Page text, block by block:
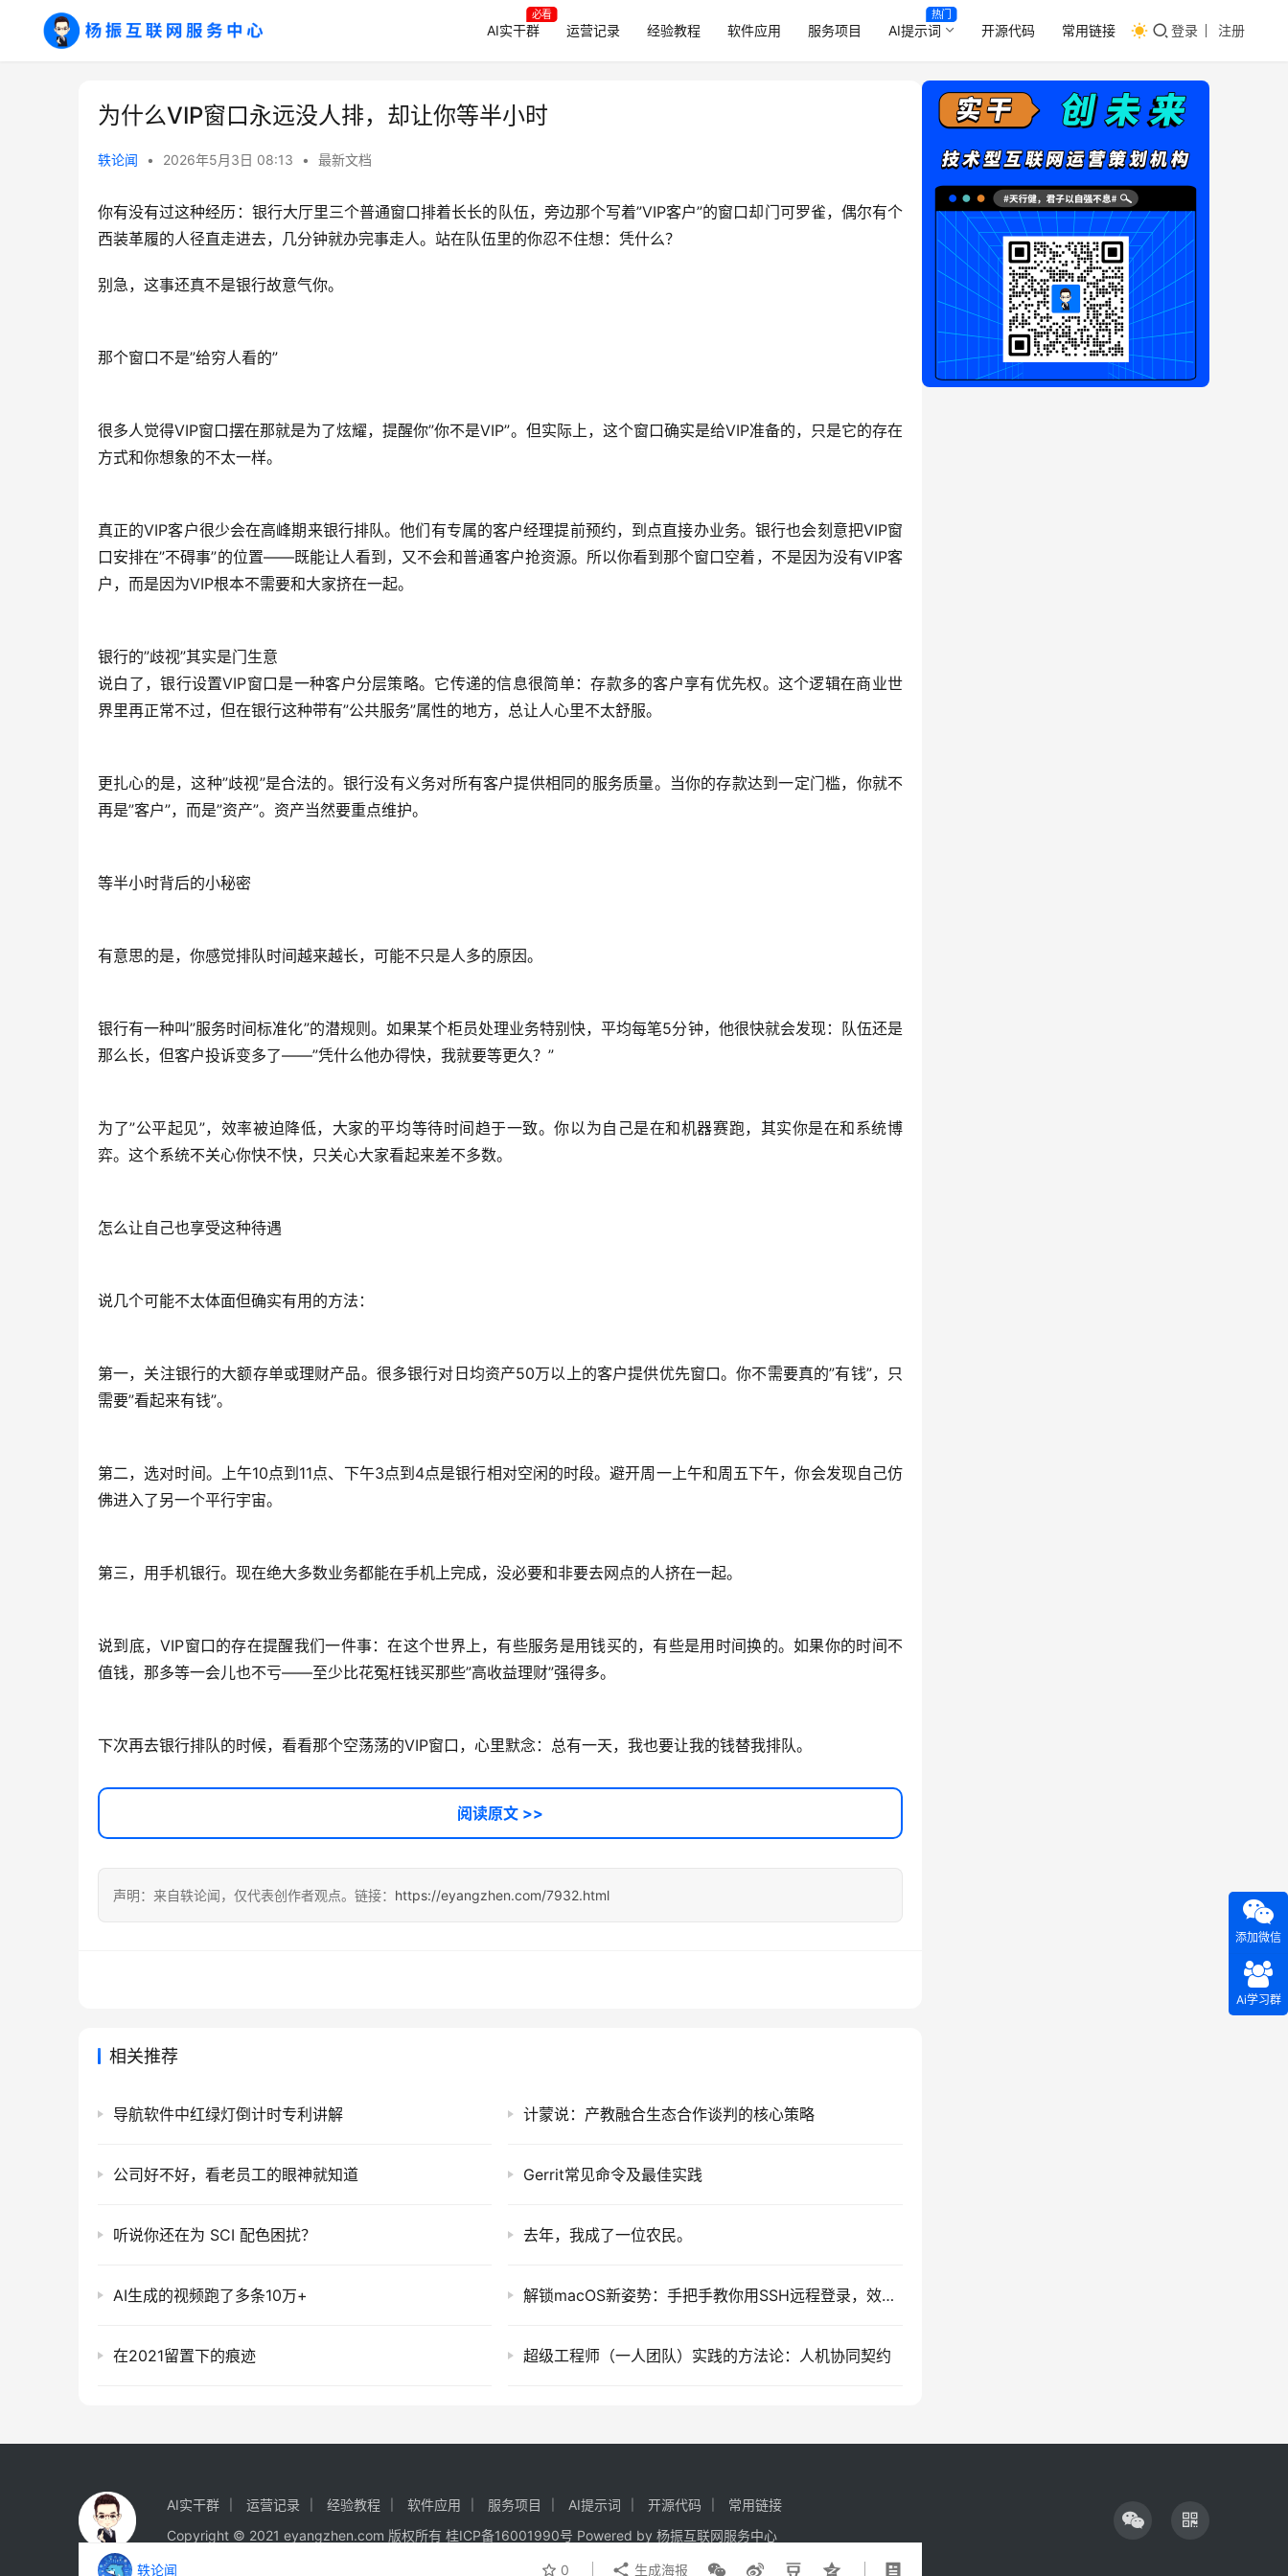
AI实干群
必看
运营记录 经验教程 软件应用 服务项目 AI提示词
热门
开源代码 常用链接 登录 注册
为什么VIP窗口永远没人排，却让你等半小时
轶论闻 • 2026年5月3日 08:13 • 最新文档
你有没有过这种经历：银行大厅里三个普通窗口排着长长的队伍，旁边那个写着”VIP客户”的窗口却门可罗雀，偶尔有个
西装革履的人径直走进去，几分钟就办完事走人。站在队伍里的你忍不住想：凭什么？
别急，这事还真不是银行故意气你。
那个窗口不是”给穷人看的”
很多人觉得VIP窗口摆在那就是为了炫耀，提醒你”你不是VIP”。但实际上，这个窗口确实是给VIP准备的，只是它的存在
方式和你想象的不太一样。
真正的VIP客户很少会在高峰期来银行排队。他们有专属的客户经理提前预约，到点直接办业务。银行也会刻意把VIP窗
口安排在”不碍事”的位置——既能让人看到，又不会和普通客户抢资源。所以你看到那个窗口空着，不是因为没有VIP客
户，而是因为VIP根本不需要和大家挤在一起。
银行的”歧视”其实是门生意
说白了，银行设置VIP窗口是一种客户分层策略。它传递的信息很简单：存款多的客户享有优先权。这个逻辑在商业世
界里再正常不过，但在银行这种带有”公共服务”属性的地方，总让人心里不太舒服。
更扎心的是，这种”歧视”是合法的。银行没有义务对所有客户提供相同的服务质量。当你的存款达到一定门槛，你就不
再是”客户”，而是”资产”。资产当然要重点维护。
等半小时背后的小秘密
有意思的是，你感觉排队时间越来越长，可能不只是人多的原因。
银行有一种叫”服务时间标准化”的潜规则。如果某个柜员处理业务特别快，平均每笔5分钟，他很快就会发现：队伍还是
那么长，但客户投诉变多了——”凭什么他办得快，我就要等更久？”
为了”公平起见”，效率被迫降低，大家的平均等待时间趋于一致。你以为自己是在和机器赛跑，其实你是在和系统博
弈。这个系统不关心你快不快，只关心大家看起来差不多数。
怎么让自己也享受这种待遇
说几个可能不太体面但确实有用的方法：
第一，关注银行的大额存单或理财产品。很多银行对日均资产50万以上的客户提供优先窗口。你不需要真的”有钱”，只
需要”看起来有钱”。
第二，选对时间。上午10点到11点、下午3点到4点是银行相对空闲的时段。避开周一上午和周五下午，你会发现自己仿
佛进入了另一个平行宇宙。
第三，用手机银行。现在绝大多数业务都能在手机上完成，没必要和非要去网点的人挤在一起。
说到底，VIP窗口的存在提醒我们一件事：在这个世界上，有些服务是用钱买的，有些是用时间换的。如果你的时间不
值钱，那多等一会儿也不亏——至少比花冤枉钱买那些”高收益理财”强得多。
下次再去银行排队的时候，看看那个空荡荡的VIP窗口，心里默念：总有一天，我也要让我的钱替我排队。
阅读原文 >>
声明：来自轶论闻，仅代表创作者观点。链接： https://eyangzhen.com/7932.html
轶论闻 0 生成海报
相关推荐
导航软件中红绿灯倒计时专利讲解 计蒙说：产教融合生态合作谈判的核心策略
公司好不好，看老员工的眼神就知道 Gerrit常见命令及最佳实践
听说你还在为 SCI 配色困扰？ 去年，我成了一位农民。
AI生成的视频跑了多条10万+ 解锁macOS新姿势：手把手教你用SSH远程登录，效率倍增！
在2021留置下的痕迹 超级工程师（一人团队）实践的方法论：人机协同契约
AI实干群 运营记录 经验教程 软件应用 服务项目 AI提示词 开源代码
常用链接
Copyright © 2021 eyangzhen.com 版权所有 桂ICP备16001990号 Powered by 杨振互联网服务中心
添加微信
Ai学习群